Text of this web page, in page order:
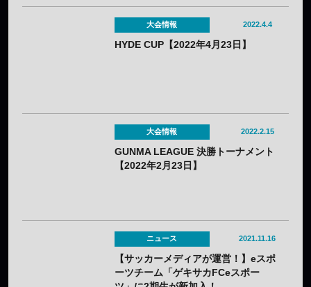
大会情報 2022.4.4
HYDE CUP【2022年4月23日】
大会情報 2022.2.15
GUNMA LEAGUE 決勝トーナメント
【2022年2月23日】
ニュース 2021.11.16
【サッカーメディアが運営！】eスポ
ーツチーム「ゲキサカFCeスポー